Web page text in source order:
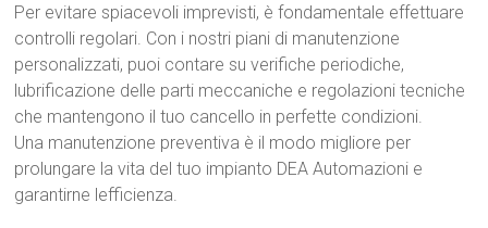
Per evitare spiacevoli imprevisti, è fondamentale effettuare
controlli regolari. Con i nostri piani di manutenzione
personalizzati, puoi contare su verifiche periodiche,
lubrificazione delle parti meccaniche e regolazioni tecniche
che mantengono il tuo cancello in perfette condizioni.
Una manutenzione preventiva è il modo migliore per
prolungare la vita del tuo impianto DEA Automazioni e
garantirne lefficienza.